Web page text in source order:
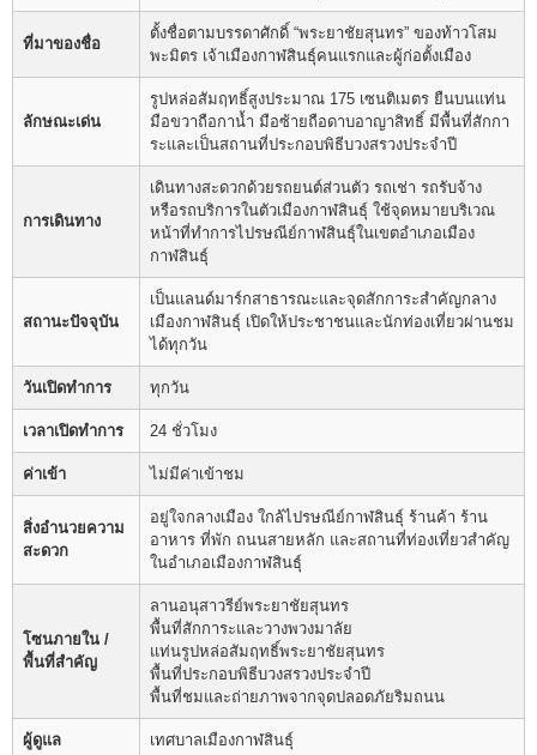
ที่มาของชื่อ
ตั้งชื่อตามบรรดาศักดิ์ “พระยาชัยสุนทร” ของท้าวโสม
พะมิตร เจ้าเมืองกาฬสินธุ์คนแรกและผู้ก่อตั้งเมือง
ลักษณะเด่น
รูปหล่อสัมฤทธิ์สูงประมาณ 175 เซนติเมตร ยืนบนแท่น
มือขวาถือกาน้ำ มือซ้ายถือดาบอาญาสิทธิ์ มีพื้นที่สักกา
ระและเป็นสถานที่ประกอบพิธีบวงสรวงประจำปี
การเดินทาง
เดินทางสะดวกด้วยรถยนต์ส่วนตัว รถเช่า รถรับจ้าง
หรือรถบริการในตัวเมืองกาฬสินธุ์ ใช้จุดหมายบริเวณ
หน้าที่ทำการไปรษณีย์กาฬสินธุ์ในเขตอำเภอเมือง
กาฬสินธุ์
สถานะปัจจุบัน
เป็นแลนด์มาร์กสาธารณะและจุดสักการะสำคัญกลาง
เมืองกาฬสินธุ์ เปิดให้ประชาชนและนักท่องเที่ยวผ่านชม
ได้ทุกวัน
วันเปิดทำการ ทุกวัน
เวลาเปิดทำการ 24 ชั่วโมง
ค่าเข้า ไม่มีค่าเข้าชม
สิ่งอำนวยความ
สะดวก
อยู่ใจกลางเมือง ใกล้ไปรษณีย์กาฬสินธุ์ ร้านค้า ร้าน
อาหาร ที่พัก ถนนสายหลัก และสถานที่ท่องเที่ยวสำคัญ
ในอำเภอเมืองกาฬสินธุ์
โซนภายใน /
พื้นที่สำคัญ
ลานอนุสาวรีย์พระยาชัยสุนทร
พื้นที่สักการะและวางพวงมาลัย
แท่นรูปหล่อสัมฤทธิ์พระยาชัยสุนทร
พื้นที่ประกอบพิธีบวงสรวงประจำปี
พื้นที่ชมและถ่ายภาพจากจุดปลอดภัยริมถนน
ผู้ดูแล เทศบาลเมืองกาฬสินธุ์